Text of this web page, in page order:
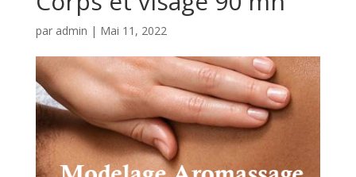
par admin | Mai 11, 2022